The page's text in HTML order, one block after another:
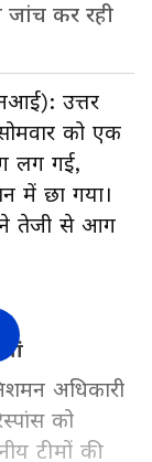
कर रही
उत्तर
को एक
लग गई,
में छा गया।
ने तेजी से आग
अधिकारी
को
टीमों की